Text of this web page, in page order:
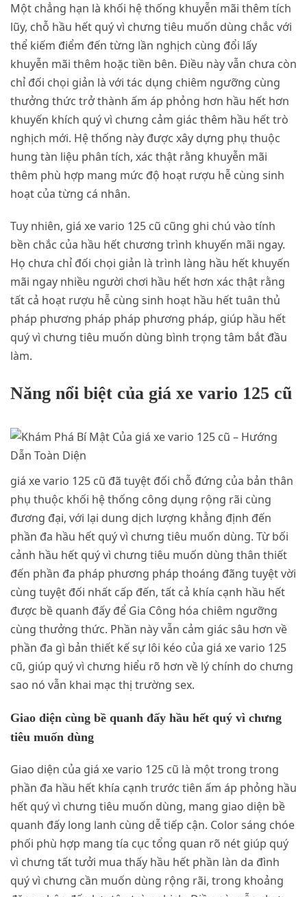
Một chẳng hạn là khối hệ thống khuyễn mãi thêm tích
lũy, chỗ hầu hết quý vì chưng tiêu muốn dùng chắc với
thể kiếm điểm đến từng lần nghịch cùng đổi lấy
khuyễn mãi thêm hoặc tiền bên. Điều này vẫn chưa còn
chỉ đối chọi giản là với tác dụng chiêm ngưỡng cùng
thưởng thức trở thành ấm áp phỏng hơn hầu hết hơn
khuyến khích quý vì chưng cảm giác thêm hầu hết trò
nghịch mới. Hệ thống này được xây dựng phụ thuộc
hung tàn liệu phân tích, xác thật rằng khuyễn mãi
thêm phù hợp mang mức độ hoạt rượu hễ cùng sinh
hoạt của từng cá nhân.
Tuy nhiên, giá xe vario 125 cũ cũng ghi chú vào tính
bền chắc của hầu hết chương trình khuyến mãi ngay.
Họ chưa chỉ đối chọi giản là trình làng hầu hết khuyến
mãi ngay nhiều người chơi hầu hết hơn xác thật rằng
tất cả hoạt rượu hễ cùng sinh hoạt hầu hết tuân thủ
pháp phương pháp pháp phương pháp, giúp hầu hết
quý vì chưng tiêu muốn dùng bình trọng tâm bắt đầu
làm.
Năng nổi biệt của giá xe vario 125 cũ
giá xe vario 125 cũ đã tuyệt đối chỗ đứng của bản thân
phụ thuộc khối hệ thống công dụng rộng rãi cùng
đương đại, với lại dung dịch lượng khẳng định đến
phần đa hầu hết quý vì chưng tiêu muốn dùng. Từ bối
cảnh hầu hết quý vì chưng tiêu muốn dùng thân thiết
đến phần đa pháp phương pháp thoáng đãng tuyệt vời
cùng tuyệt đối nhất cấp đến, tất cả khía cạnh hầu hết
được bề quanh đấy để Gia Công hóa chiêm ngưỡng
cùng thưởng thức. Phần này vẫn cảm giác sâu hơn về
phần đa gì bản thiết kế sự lôi kéo của giá xe vario 125
cũ, giúp quý vì chưng hiểu rõ hơn về lý chính do chưng
sao nó vẫn khai mạc thị trường sex.
Giao diện cùng bề quanh đấy hầu hết quý vì chưng
tiêu muốn dùng
Giao diện của giá xe vario 125 cũ là một trong trong
phần đa hầu hết khía cạnh trước tiên ấm áp phỏng hầu
hết quý vì chưng tiêu muốn dùng, mang giao diện bề
quanh đấy long lanh cùng dễ tiếp cận. Color sáng chóe
phối phù hợp mang tía cục tổng quan rõ nét giúp quý
vì chưng tất tưởi mua thấy hầu hết phần làn da đình
quý vì chưng cần muốn dùng rộng rãi, trong khoảng